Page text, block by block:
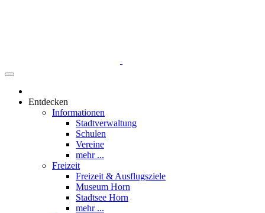
Entdecken
Informationen
Stadtverwaltung
Schulen
Vereine
mehr ...
Freizeit
Freizeit & Ausflugsziele
Museum Horn
Stadtsee Horn
mehr ...